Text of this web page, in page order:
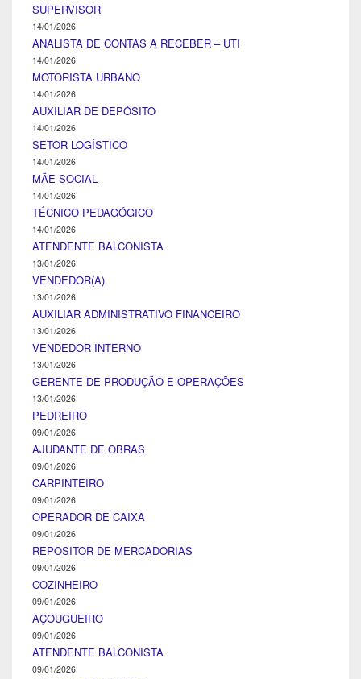
SUPERVISOR
14/01/2026
ANALISTA DE CONTAS A RECEBER – UTI
14/01/2026
MOTORISTA URBANO
14/01/2026
AUXILIAR DE DEPÓSITO
14/01/2026
SETOR LOGÍSTICO
14/01/2026
MÃE SOCIAL
14/01/2026
TÉCNICO PEDAGÓGICO
14/01/2026
ATENDENTE BALCONISTA
13/01/2026
VENDEDOR(A)
13/01/2026
AUXILIAR ADMINISTRATIVO FINANCEIRO
13/01/2026
VENDEDOR INTERNO
13/01/2026
GERENTE DE PRODUÇÃO E OPERAÇÕES
13/01/2026
PEDREIRO
09/01/2026
AJUDANTE DE OBRAS
09/01/2026
CARPINTEIRO
09/01/2026
OPERADOR DE CAIXA
09/01/2026
REPOSITOR DE MERCADORIAS
09/01/2026
COZINHEIRO
09/01/2026
AÇOUGUEIRO
09/01/2026
ATENDENTE BALCONISTA
09/01/2026